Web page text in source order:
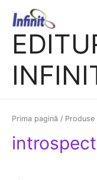
content
Prima pagină / Produse